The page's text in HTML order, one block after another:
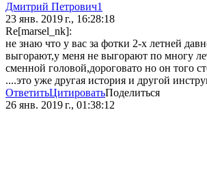
Дмитрий Петрович1
23 янв. 2019 г., 16:28:18
Re[marsel_nk]:
не знаю что у вас за фотки 2-х летней
выгорают,у меня не выгорают по многу
сменной головой,дороговато но он того
....это уже другая история и другой
ОтветитьЦитироватьПоделиться
26 янв. 2019 г., 01:38:12